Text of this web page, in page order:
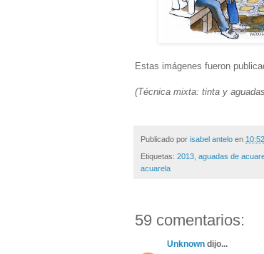
Estas imágenes fueron
(Técnica mixta: tinta y
Publicado por isabel antelo en
Etiquetas: 2013, aguadas de
acuarela
59 comentarios:
Unknown dijo...